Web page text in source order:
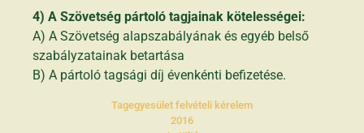
4) A Szövetség pártoló tagjainak kötelességei:
A) A Szövetség alapszabályának és egyéb belső
szabályzatainak betartása
B) A pártoló tagsági díj évenkénti befizetése.
Tagegyesület felvételi kérelem
2016